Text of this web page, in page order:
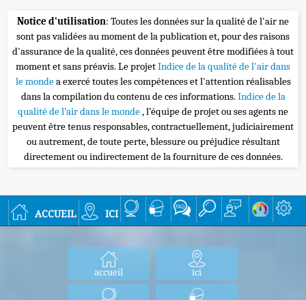
Notice d'utilisation: Toutes les données sur la qualité de l'air ne
sont pas validées au moment de la publication et, pour des raisons
d'assurance de la qualité, ces données peuvent être modifiées à tout
moment et sans préavis. Le projetIndice de la qualité de l'air dans
le mondea exercé toutes les compétences et l'attention réalisables
dans la compilation du contenu de ces informations.Indice de la
qualité de l’air dans le monde, l’équipe de projet ou ses agents ne
peuvent être tenus responsables, contractuellement, judiciairement
ou autrement, de toute perte, blessure ou préjudice résultant
directement ou indirectement de la fourniture de ces données.
accueil ici
accueil ici